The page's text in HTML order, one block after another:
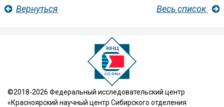
Вернуться Весь список
©2018-2026 Федеральный исследовательский центр
«Красноярский научный центр Сибирского отделения